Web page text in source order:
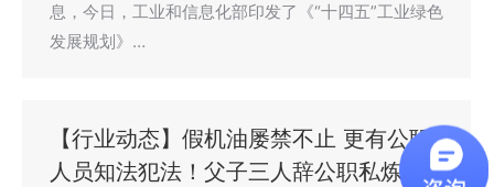
息，今日，工业和信息化部印发了《“十四五”工业绿色
发展规划》…
【行业动态】假机油屡禁不止 更有公职
人员知法犯法！父子三人辞公职私炼油